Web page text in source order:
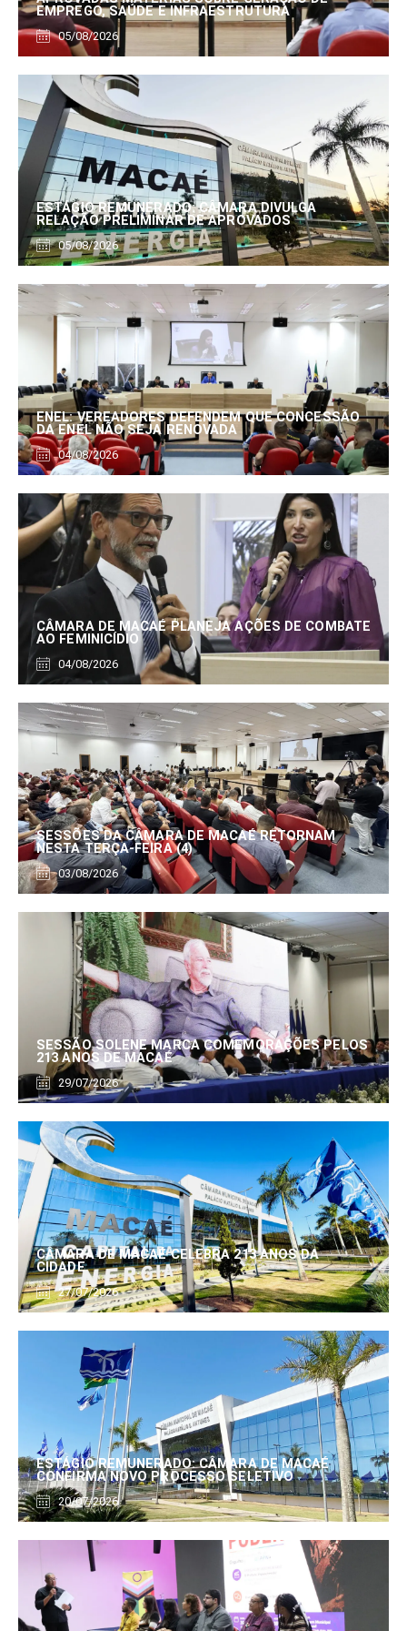
EMPREGO, SAÚDE E INFRAESTRUTURA
05/08/2026
ESTÁGIO REMUNERADO: CÂMARA DIVULGA
RELAÇÃO PRELIMINAR DE APROVADOS
05/08/2026
ENEL: VEREADORES DEFENDEM QUE CONCESSÃO
DA ENEL NÃO SEJA RENOVADA
04/08/2026
CÂMARA DE MACAÉ PLANEJA AÇÕES DE COMBATE
AO FEMINICÍDIO
04/08/2026
SESSÕES DA CÂMARA DE MACAÉ RETORNAM
NESTA TERÇA-FEIRA (4)
03/08/2026
SESSÃO SOLENE MARCA COMEMORAÇÕES PELOS
213 ANOS DE MACAÉ
29/07/2026
CÂMARA DE MACAÉ CELEBRA 213 ANOS DA
CIDADE
27/07/2026
ESTÁGIO REMUNERADO: CÂMARA DE MACAÉ
CONFIRMA NOVO PROCESSO SELETIVO
20/07/2026